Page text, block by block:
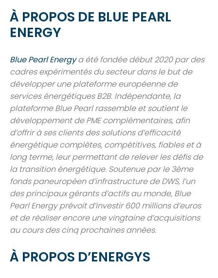
À PROPOS DE BLUE PEARL
ENERGY
Blue Pearl Energya été fondée début 2020 par des
cadres expérimentés du secteur dans le but de
développer une plateforme européenne de
services énergétiques B2B. Indépendante, la
plateforme Blue Pearl rassemble et soutient le
développement de PME complémentaires, afin
d’offrir à ses clients des solutions d’efficacité
énergétique complètes, compétitives, fiables et à
long terme, leur permettant de relever les défis de
la transition énergétique. Soutenue par le 3ème
fonds paneuropéen d’infrastructure de DWS, l’un
des principaux gérants d’actifs au monde, Blue
Pearl Energy prévoit d’investir 600 millions d’euros
et de réaliser encore une vingtaine d’acquisitions
au cours des cinq prochaines années.
À PROPOS D’ENERGYS